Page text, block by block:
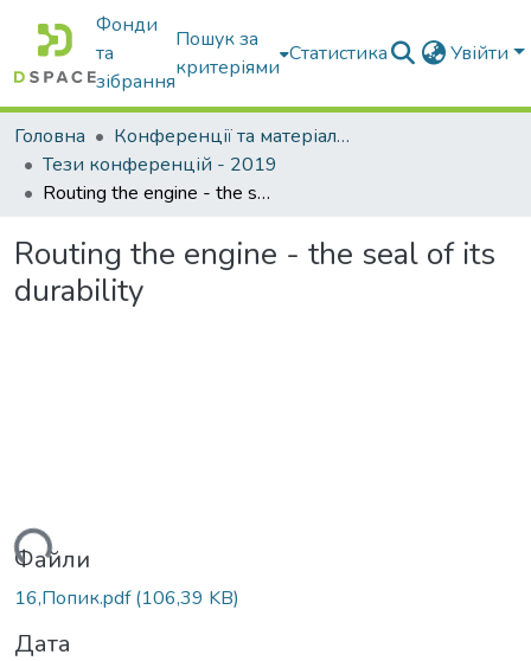
Фонди
та
зібрання
Пошук за
критеріями
Статистика Увійти
Головна
Конференції та матеріали конференцій
Тези конференцій - 2019
Routing the engine - the seal of its durability
Routing the engine - the seal of its
durability
Файли
16,Попик.pdf(106,39 KB)
Дата